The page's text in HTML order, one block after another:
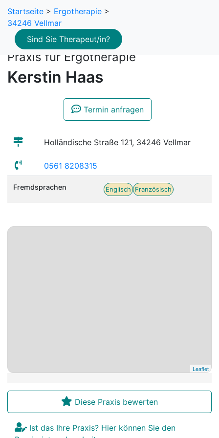
Startseite > Ergotherapie >
34246 Vellmar
Sind Sie Therapeut/in?
Praxis für Ergotherapie
Kerstin Haas
Termin anfragen
Holländische Straße 121, 34246 Vellmar
0561 8208315
Fremdsprachen Englisch Französisch
Leaflet
Diese Praxis bewerten
Ist das Ihre Praxis? Hier können Sie den